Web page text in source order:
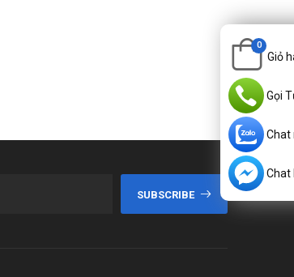
SUBSCRIBE
0
Giỏ
Gọi
Chat
Chat